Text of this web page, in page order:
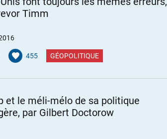
Timm
455 GÉOPOLITIQUE
et le méli-mélo de sa politique
par Gilbert Doctorow